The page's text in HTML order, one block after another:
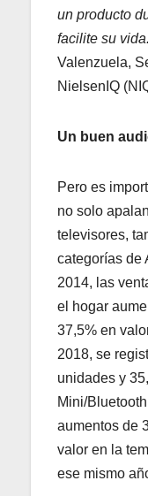
un producto
facilite su
Valenzuela,
NielsenIQ
Un buen
Pero es
no solo
televisores,
categorías de
2014, las
el hogar
37,5% en
2018, se
unidades y
Mini/
aumentos de
valor en la
ese mismo